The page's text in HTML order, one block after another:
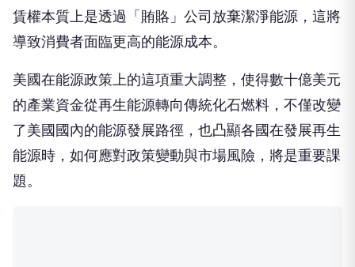
美國在能源政策上的這項重大調整，使得數十億美元
的產業資金從再生能源轉向傳統化石燃料，不僅改變
了美國國內的能源發展路徑，也凸顯各國在發展再生
能源時，如何應對政策變動與市場風險，將是重要課
題。